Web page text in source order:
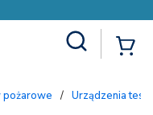
pożarowe / Urządzenia